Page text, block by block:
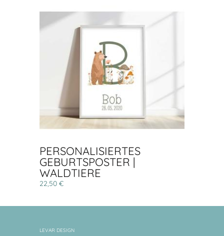
PERSONALISIERTES
GEBURTSPOSTER |
WALDTIERE
22,50 €
LEVAR DESIGN